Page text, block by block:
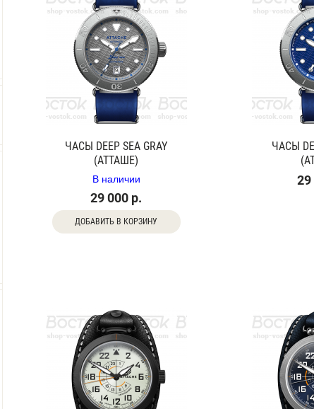
ЧАСЫ DEEP SEA GRAY
(АТТАШЕ)
В наличии
29 000 р.
ДОБАВИТЬ В КОРЗИНУ
ЧАСЫ
29